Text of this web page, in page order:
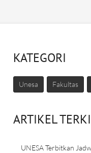
KATEGORI
Unesa Fakultas
ARTIKEL
UNESA Terbitkan